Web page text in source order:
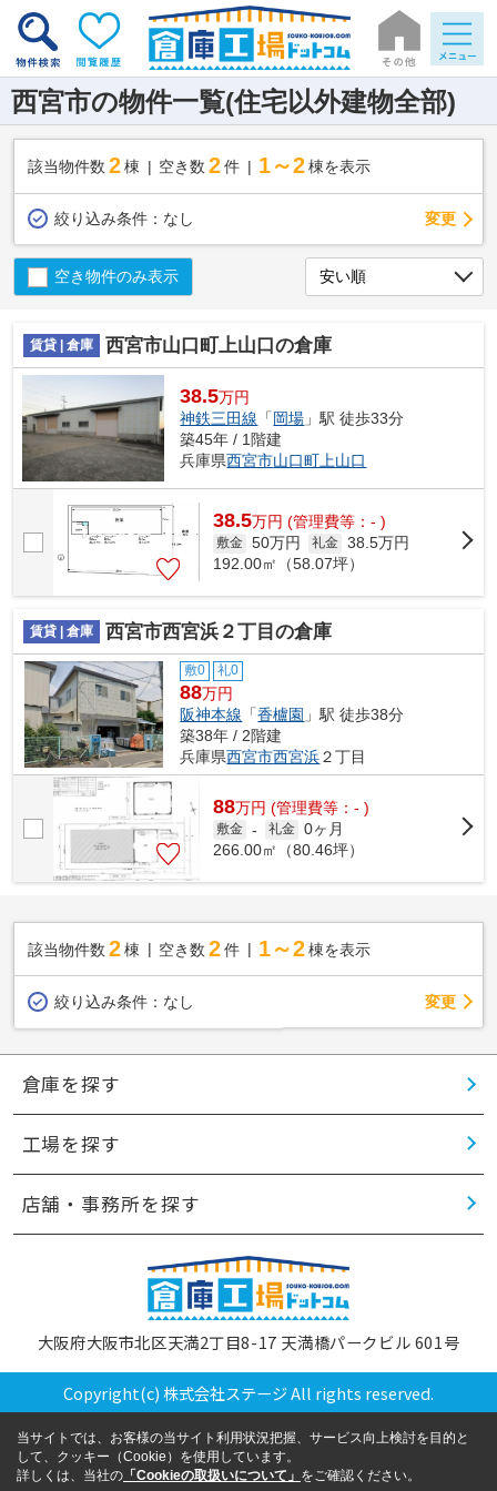
西宮市の物件一覧(住宅以外建物全部)
該当物件数 2棟 空き数 2 件 1～2 棟を表示
絞り込み条件： なし 変更
空き物件のみ表示
賃貸 | 倉庫 西宮市山口町上山口の倉庫
38.5万円
神鉄三田線 「岡場 」駅 徒歩33分
築45年 / 1階建
兵庫県西宮市山口町上山口
38.5万円 (管理費等：- )
敷金 50万円 礼金 38.5万円
192.00㎡（58.07坪）
賃貸 | 倉庫 西宮市西宮浜２丁目の倉庫
敷0 礼0
88万円
阪神本線 「香櫨園 」駅 徒歩38分
築38年 / 2階建
兵庫県西宮市西宮浜２丁目
88万円 (管理費等：- )
敷金 - 礼金 0ヶ月
266.00㎡（80.46坪）
該当物件数 2棟 空き数 2 件 1～2 棟を表示
絞り込み条件： なし 変更
倉庫を探す
工場を探す
店舗・事務所を探す
大阪府大阪市北区天満2丁目8-17 天満橋パークビル 601号
Copyright(c) 株式会社ステージ All rights reserved.
当サイトでは、お客様の当サイト利用状況把握、サービス向上検討を目的と
して、クッキー（Cookie）を使用しています。
詳しくは、当社の 「Cookieの取扱いについて」 をご確認ください。